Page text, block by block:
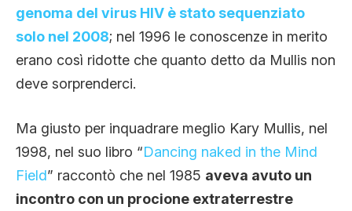
genoma del virus HIV è stato sequenziato
solo nel 2008; nel 1996 le conoscenze in merito
erano così ridotte che quanto detto da Mullis non
deve sorprenderci.
Ma giusto per inquadrare meglio Kary Mullis, nel
1998, nel suo libro “Dancing naked in the Mind
Field” raccontò che nel 1985 aveva avuto un
incontro con un procione extraterrestre